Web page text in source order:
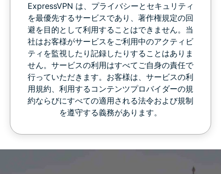
ExpressVPN は、プライバシーとセキュリティ
を最優先するサービスであり、著作権規定の回
避を目的として利用することはできません。当
社はお客様がサービスをご利用中のアクティビ
ティを監視したり記録したりすることはありま
せん。サービスの利用はすべてご自身の責任で
行っていただきます。お客様は、サービスの利
用規約、利用するコンテンツプロバイダーの規
約ならびにすべての適用される法令および規制
を遵守する義務があります。